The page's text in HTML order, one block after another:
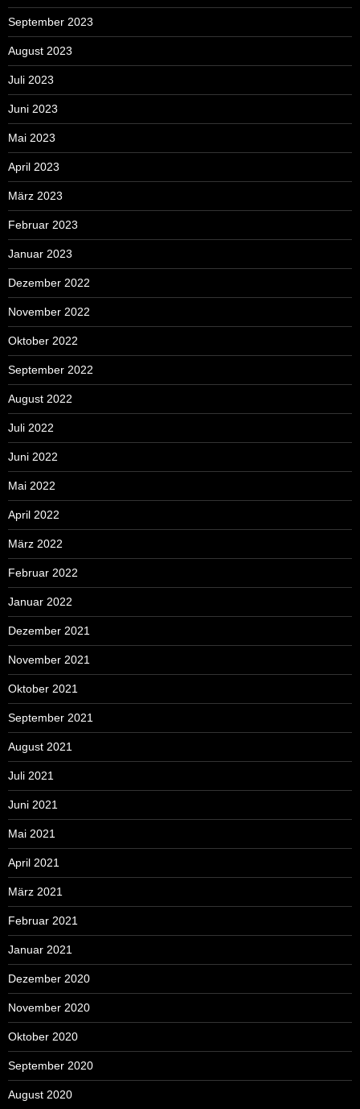
September 2023
August 2023
Juli 2023
Juni 2023
Mai 2023
April 2023
März 2023
Februar 2023
Januar 2023
Dezember 2022
November 2022
Oktober 2022
September 2022
August 2022
Juli 2022
Juni 2022
Mai 2022
April 2022
März 2022
Februar 2022
Januar 2022
Dezember 2021
November 2021
Oktober 2021
September 2021
August 2021
Juli 2021
Juni 2021
Mai 2021
April 2021
März 2021
Februar 2021
Januar 2021
Dezember 2020
November 2020
Oktober 2020
September 2020
August 2020